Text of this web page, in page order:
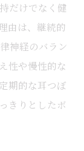
だけでなく健
由は、継続的
神経のバラン
性や慢性的な
期的な耳つぼ
きりとしたボ